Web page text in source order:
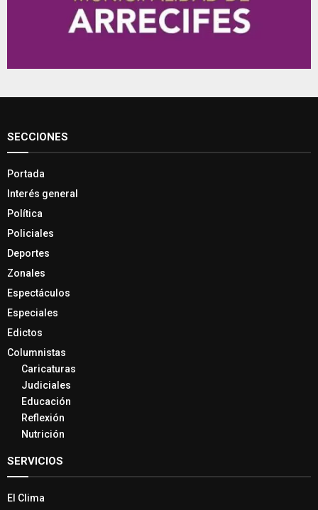
SECCIONES
Portada
Interés general
Política
Policiales
Deportes
Zonales
Espectáculos
Especiales
Edictos
Columnistas
Caricaturas
Judiciales
Educación
Reflexión
Nutrición
SERVICIOS
El Clima